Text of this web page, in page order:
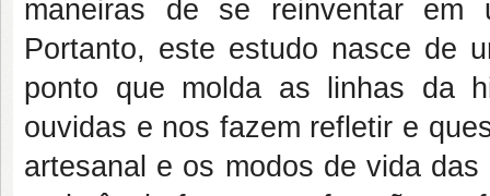
maneiras de se reinventar em
Portanto, este estudo nasce de
ponto que molda as linhas da
ouvidas e nos fazem refletir e
artesanal e os modos de vida